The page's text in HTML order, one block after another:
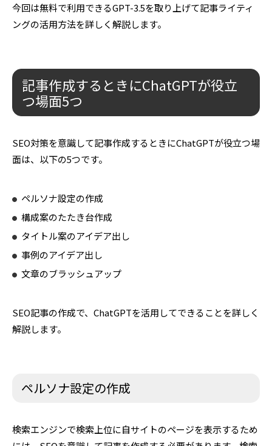
今回は無料で利用できるGPT-3.5を取り上げて記事ライティ
ングの活用方法を詳しく解説します。
記事作成するときにChatGPTが役立
つ場面5つ
SEO対策を意識して記事作成するときにChatGPTが役立つ場
面は、以下の5つです。
ペルソナ設定の作成
構成案のたたき台作成
タイトル案のアイデア出し
事例のアイデア出し
文章のブラッシュアップ
SEO記事の作成で、ChatGPTを活用してできることを詳しく
解説します。
ペルソナ設定の作成
検索エンジンで検索上位に自サイトのページを表示するため